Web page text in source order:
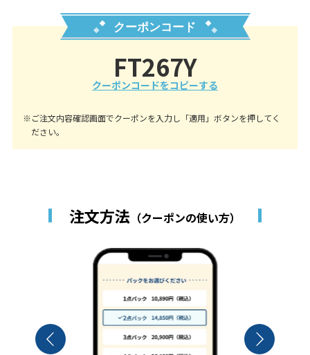
FT267Y
クーポンコードをコピーする
※ご注文内容確認画面でクーポンを入力し「適用」ボタンを押してく
ださい。
注文方法 （クーポンの使い方）